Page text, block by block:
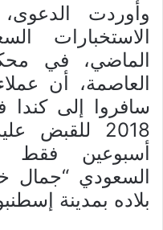
وأوردت
الاستخبارات
الماضي، في
العاصمة، أن
سافروا إلى كندا
2018
أسبوعين
السعودي “جمال
بلاده بمدينة